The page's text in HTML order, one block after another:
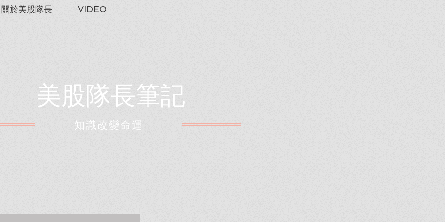
關於美股隊長 VIDEO
美股隊長筆記
​知識改變命運